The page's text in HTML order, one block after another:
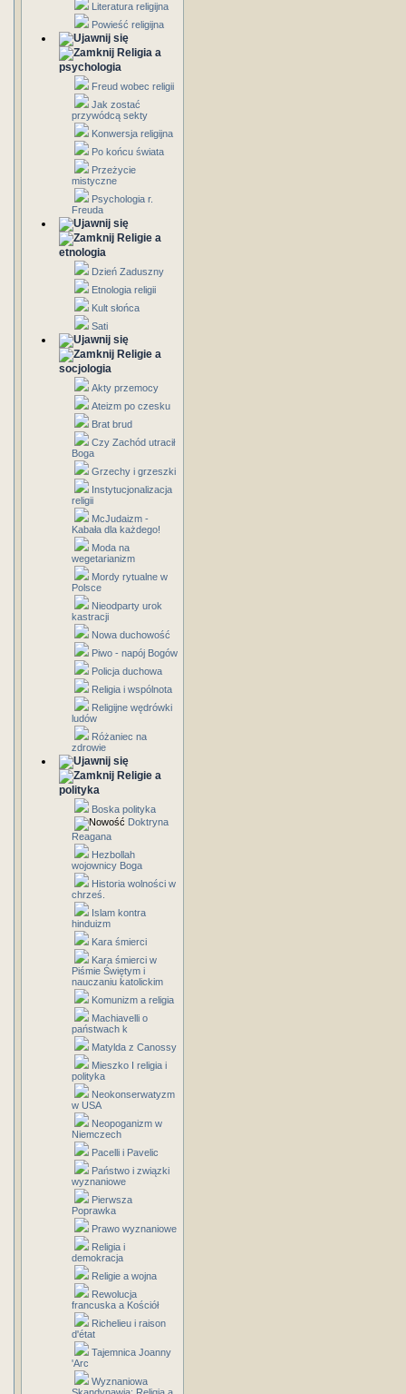
Literatura religijna
Powieść religijna
Religia a
psychologia
Freud wobec religii
Jak zostać
przywódcą sekty
Konwersja religijna
Po końcu świata
Przeżycie
mistyczne
Psychologia r.
Freuda
Religie a
etnologia
Dzień Zaduszny
Etnologia religii
Kult słońca
Sati
Religie a
socjologia
Akty przemocy
Ateizm po czesku
Brat brud
Czy Zachód utracił
Boga
Grzechy i grzeszki
Instytucjonalizacja
religii
McJudaizm -
Kabała dla każdego!
Moda na
wegetarianizm
Mordy rytualne w
Polsce
Nieodparty urok
kastracji
Nowa duchowość
Piwo - napój Bogów
Policja duchowa
Religia i wspólnota
Religijne wędrówki
ludów
Różaniec na
zdrowie
Religie a
polityka
Boska polityka
Doktryna
Reagana
Hezbollah
wojownicy Boga
Historia wolności w
chrześ.
Islam kontra
hinduizm
Kara śmierci
Kara śmierci w
Piśmie Świętym i
nauczaniu katolickim
Komunizm a religia
Machiavelli o
państwach k
Matylda z Canossy
Mieszko I religia i
polityka
Neokonserwatyzm
w USA
Neopoganizm w
Niemczech
Pacelli i Pavelic
Państwo i związki
wyznaniowe
Pierwsza
Poprawka
Prawo wyznaniowe
Religia i
demokracja
Religie a wojna
Rewolucja
francuska a Kościół
Richelieu i raison
d'état
Tajemnica Joanny
'Arc
Wyznaniowa